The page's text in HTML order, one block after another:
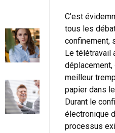
C’est
tous les
confinement,
Le télétravail
meilleur
papier dans
Durant le
électronique
processus